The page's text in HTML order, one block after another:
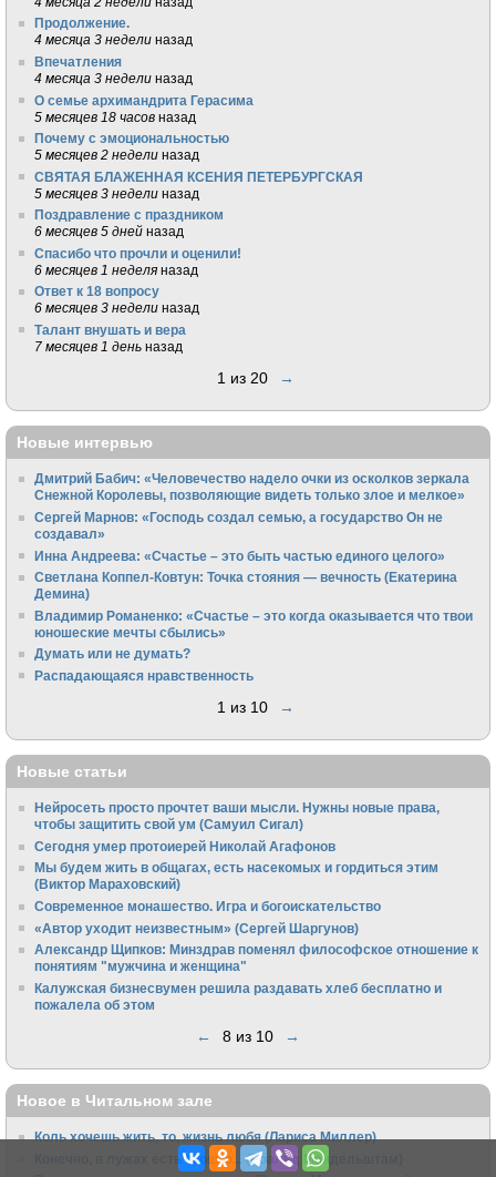
Продолжение.
4 месяца 3 недели назад
Впечатления
4 месяца 3 недели назад
О семье архимандрита Герасима
5 месяцев 18 часов назад
Почему с эмоциональностью
5 месяцев 2 недели назад
СВЯТАЯ БЛАЖЕННАЯ КСЕНИЯ ПЕТЕРБУРГСКАЯ
5 месяцев 3 недели назад
Поздравление с праздником
6 месяцев 5 дней назад
Спасибо что прочли и оценили!
6 месяцев 1 неделя назад
Ответ к 18 вопросу
6 месяцев 3 недели назад
Талант внушать и вера
7 месяцев 1 день назад
1 из 20 →
Новые интервью
Дмитрий Бабич: «Человечество надело очки из осколков зеркала
Снежной Королевы, позволяющие видеть только злое и мелкое»
Сергей Марнов: «Господь создал семью, а государство Он не
создавал»
Инна Андреева: «Счастье – это быть частью единого целого»
Светлана Коппел-Ковтун: Точка стояния — вечность (Екатерина
Демина)
Владимир Романенко: «Счастье – это когда оказывается что твои
юношеские мечты сбылись»
Думать или не думать?
Распадающаяся нравственность
1 из 10 →
Новые статьи
Нейросеть просто прочтет ваши мысли. Нужны новые права,
чтобы защитить свой ум (Самуил Сигал)
Сегодня умер протоиерей Николай Агафонов
Мы будем жить в общагах, есть насекомых и гордиться этим
(Виктор Мараховский)
Cовременное монашество. Игра и богоискательство
«Автор уходит неизвестным» (Сергей Шаргунов)
Александр Щипков: Минздрав поменял философское отношение к
понятиям "мужчина и женщина"
Калужская бизнесвумен решила раздавать хлеб бесплатно и
пожалела об этом
← 8 из 10 →
Новое в Читальном зале
Коль хочешь жить, то, жизнь любя (Лариса Миллер)
Конечно, в лужах есть окошко... (Роальд Мандельштам)